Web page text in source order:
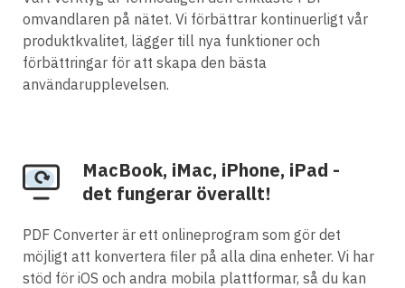
omvandlaren på nätet. Vi förbättrar kontinuerligt vår
produktkvalitet, lägger till nya funktioner och
förbättringar för att skapa den bästa
användarupplevelsen.
MacBook, iMac, iPhone, iPad -
det fungerar överallt!
PDF Converter är ett onlineprogram som gör det
möjligt att konvertera filer på alla dina enheter. Vi har
stöd för iOS och andra mobila plattformar, så du kan